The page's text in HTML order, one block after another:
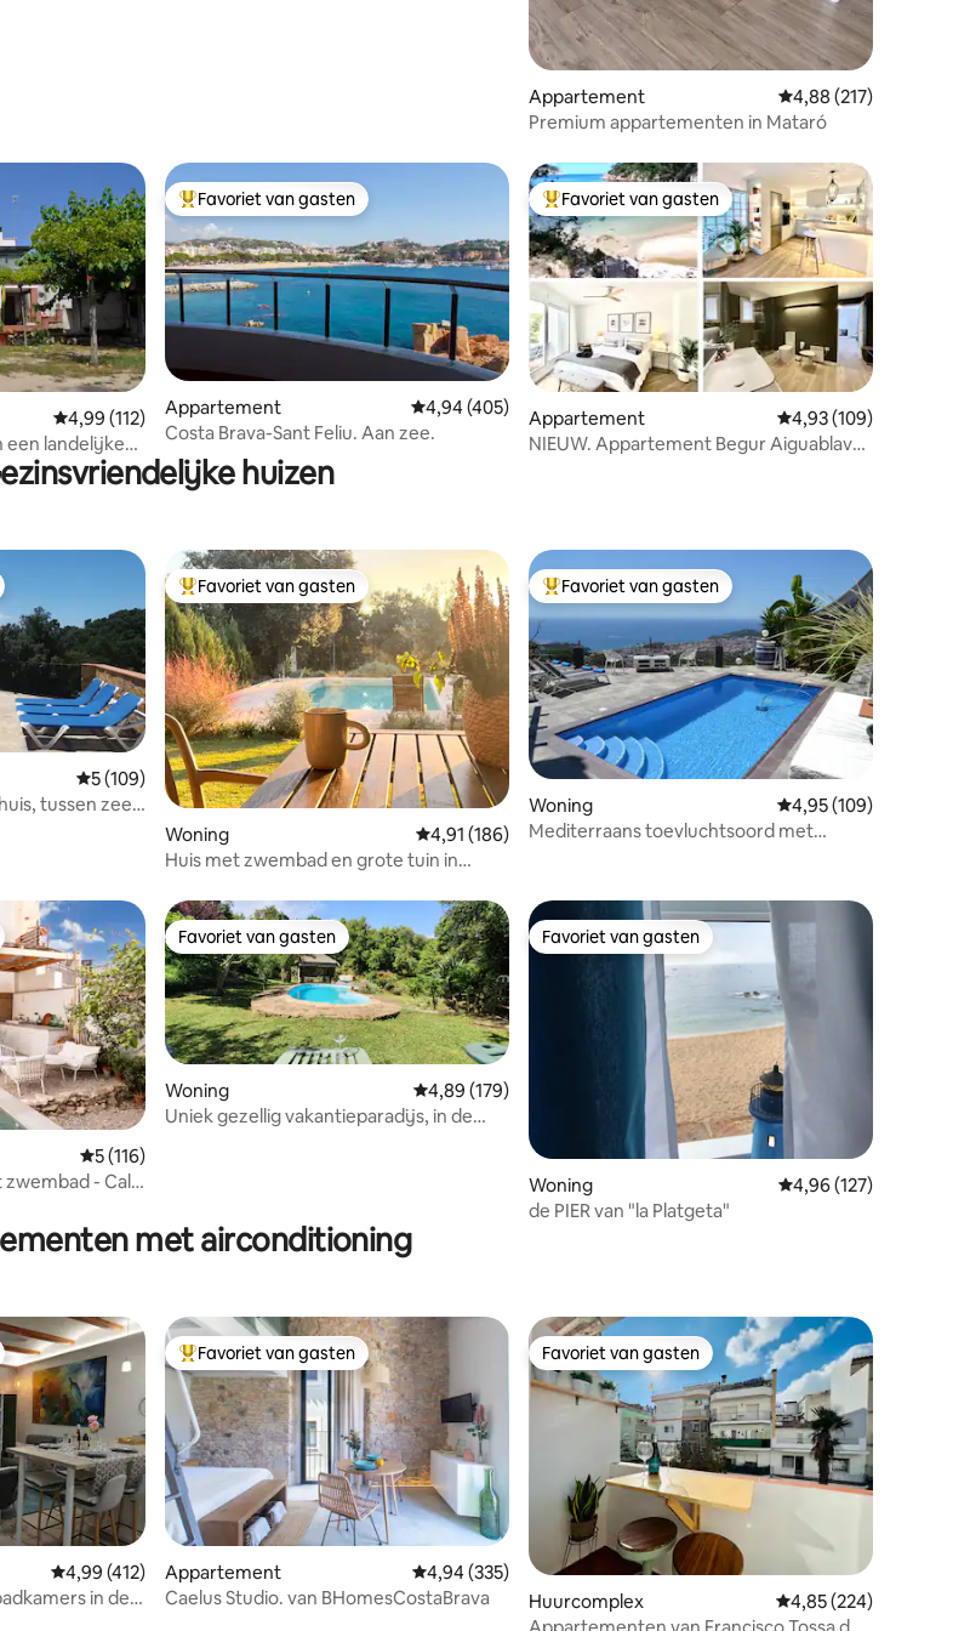
171 recensies
Appartement Gemiddelde
4,88 (217)
Premium appartementen in Mataró
105 recensies
Gemiddelde beoordeling van 4,99 uit 5, 112 recensies
4,99 (112)
een landelijke
Topfavoriet van gasten
Favoriet van gasten
Appartement Gemiddelde beoordeling van 4,94 uit 5, 405 recensies
4,94 (405)
Costa Brava-Sant Feliu. Aan zee.
Topfavoriet van gasten
Favoriet van gasten
Appartement Gemiddelde
4,93 (109)
NIEUW. Appartement Begur Aiguablava
huizen
242 recensies
Gemiddelde beoordeling van 5 uit 5, 109 recensies
5 (109)
tussen zee
Topfavoriet van gasten
Favoriet van gasten
Woning Gemiddelde beoordeling van 4,91 uit 5, 186 recensies
4,91 (186)
Huis met zwembad en grote tuin in
Topfavoriet van gasten
Favoriet van gasten
Woning Gemiddelde
4,95 (109)
Mediterraans toevluchtsoord met
192 recensiesGemiddelde beoordeling van 5 uit 5, 116 recensies
5 (116)
- Cal
Favoriet van gasten
Favoriet van gasten
Woning Gemiddelde beoordeling van 4,89 uit 5, 179 recensies
4,89 (179)
Uniek gezellig vakantieparadijs, in de
Favoriet van gasten
Favoriet van gasten
Woning Gemiddelde
4,96 (127)
de PIER van "la Platgeta"
met airconditioning
177 recensies
Gemiddelde beoordeling van 4,99 uit 5, 412 recensies
4,99 (412)
in de
Topfavoriet van gasten
Favoriet van gasten
Appartement Gemiddelde beoordeling van 4,94 uit 5, 335 recensies
4,94 (335)
Caelus Studio. van BHomesCostaBrava
Favoriet van gasten
Favoriet van gasten
Huurcomplex Gemiddelde
4,85 (224)